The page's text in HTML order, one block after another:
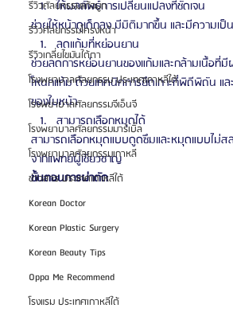
รีวิวศัลยกรรมแก้จมูก
รีวิวศัลยกรรมโครงหน้า
รีวิวเกลี่ยไขมันใต้ตา
โรงพยาบาลศัลยกรรม ประเทศเกาหลีใต้
โรงพยาบาลศัลยกรรมจีเอ็นจี
โรงพยาบาลศัลยกรรมมาร์เบิ้ล
โรงพยาบาลศัลยกรรมเกาหลี
ข่าวสาร ประเทศเกาหลีใต้
Korean Doctor
Korean Plastic Surgery
Korean Beauty Tips
Oppa Me Recommend
โรงแรม ประเทศเกาหลีใต้
ให้ผลลัพธ์การเปลี่ยนแปลงที่ชัดเจน
ช่วยให้หน้าดูเด็กลง มีมิติมากขึ้น และมีความเป็
ลดแก้มที่หย่อนยาน
ช่วยลดการหย่อนยานของแก้มและกล้ามเนื้อที่
โหนกแก้ม ด้วยเทคนิคการยึดเกาะที่พิถีพิถัน แ
ของใบหน้า
สามารถเลือกหมุดได้
สามารถเลือกหมุดแบบดูดซึมและหมุดแบบไม่
จากแพทย์ผู้เชี่ยวชาญ
ขั้นตอนการผ่าตัด